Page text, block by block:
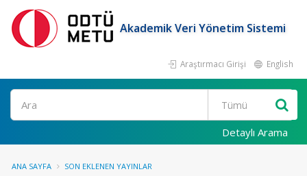
Akademik Veri Yönetim Sistemi
Araştırmacı Girişi English
Ara
Detaylı Arama
ANA SAYFA SON EKLENEN YAYINLAR